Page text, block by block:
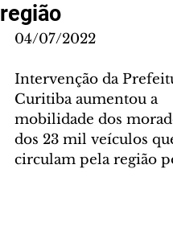
região
04/07/2022
Intervenção da
Curitiba aumentou a
mobilidade dos
dos 23 mil veículos
circulam pela região